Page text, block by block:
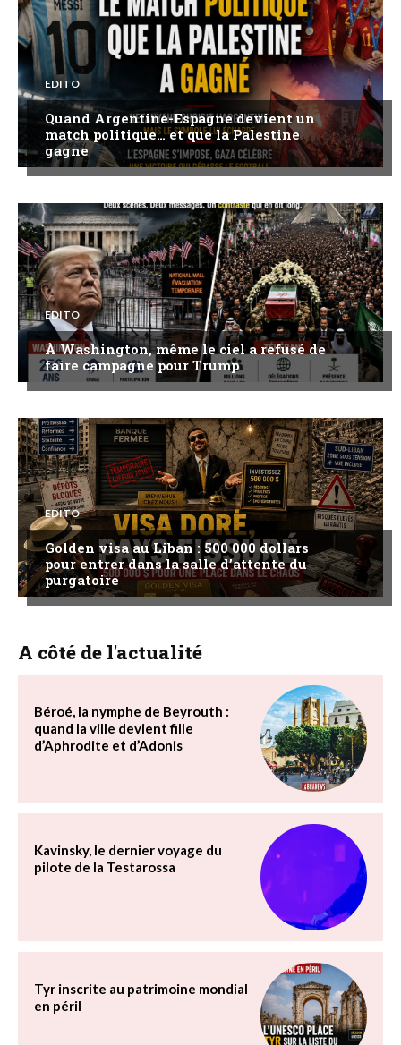
EDITO
Quand Argentine-Espagne devient un
match politique… et que la Palestine
gagne
EDITO
À Washington, même le ciel a refusé de
faire campagne pour Trump
EDITO
Golden visa au Liban : 500 000 dollars
pour entrer dans la salle d’attente du
purgatoire
A côté de l'actualité
Béroé, la nymphe de Beyrouth :
quand la ville devient fille
d’Aphrodite et d’Adonis
Kavinsky, le dernier voyage du
pilote de la Testarossa
Tyr inscrite au patrimoine mondial
en péril